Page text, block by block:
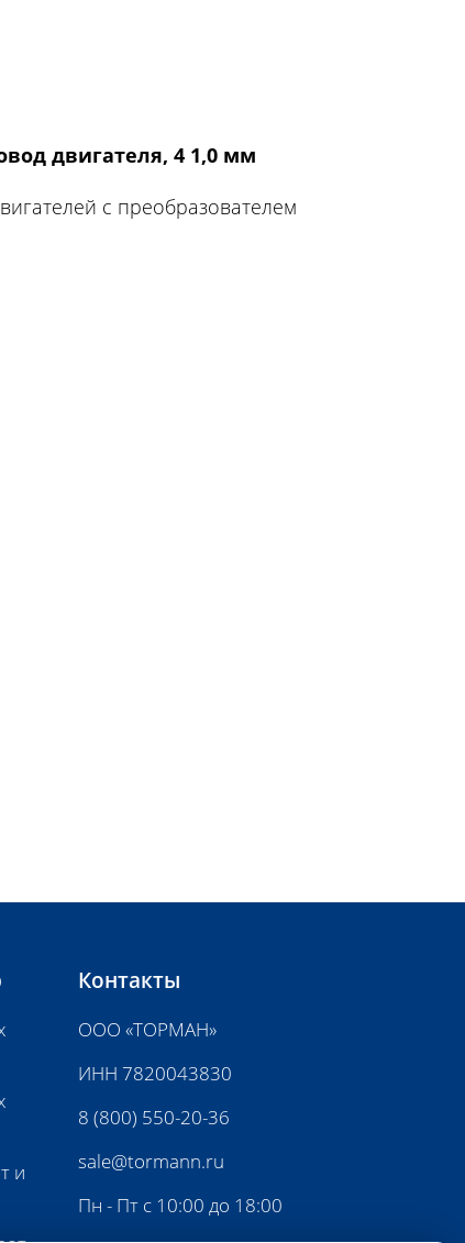
двигателя, 4 1,0 мм
с преобразователем
и
Контакты
ООО «ТОРМАН»
ИНН 7820043830
8 (800) 550-20-36
sale@tormann.ru
Пн - Пт с 10:00 до 18:00